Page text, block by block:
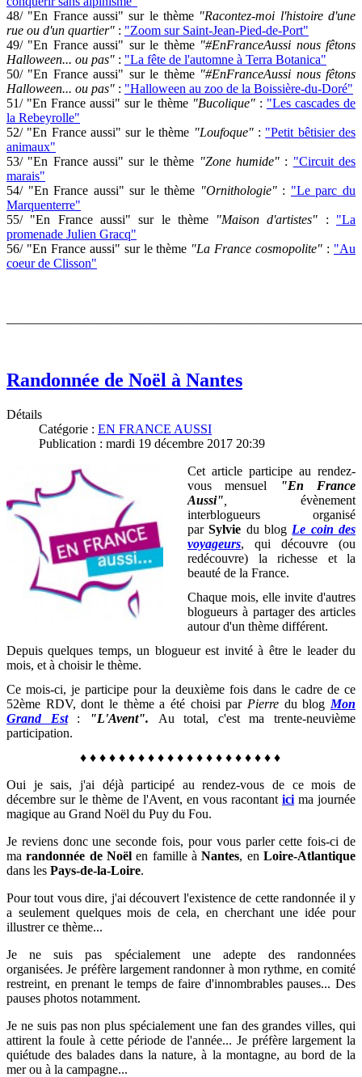
48/ "En France aussi" sur le thème "Racontez-moi l'histoire d'une
rue ou d'un quartier" : "Zoom sur Saint-Jean-Pied-de-Port"
49/ "En France aussi" sur le thème "#EnFranceAussi nous fêtons
Halloween... ou pas" : "La fête de l'automne à Terra Botanica"
50/ "En France aussi" sur le thème "#EnFranceAussi nous fêtons
Halloween... ou pas" : "Halloween au zoo de la Boissière-du-Doré"
51/ "En France aussi" sur le thème "Bucolique": "Les cascades de
la Rebeyrolle"
52/ "En France aussi" sur le thème "Loufoque": "Petit bêtisier des
animaux"
53/ "En France aussi" sur le thème "Zone humide": "Circuit des
marais"
54/ "En France aussi" sur le thème "Ornithologie": "Le parc du
Marquenterre"
55/ "En France aussi" sur le thème
"Maison d'artistes" : "La
promenade Julien Gracq"
56/ "En France aussi" sur le thème "La France cosmopolite" : "Au
coeur de Clisson"
Randonnée de Noël à Nantes
Détails
Catégorie : EN FRANCE AUSSI
Publication : mardi 19 décembre 2017 20:39
Cet article participe au rendez-
vous mensuel
"En France
Aussi"
évènement
interblogueurs organisé
parSylvie du blog Le coin des
voyageurs, qui découvre (ou
redécouvre) la richesse et la
beauté de la France.
Chaque mois, elle invite d'autres
blogueurs à partager des articles
autour d'un thème différent.
Depuis quelques temps, un blogueur est invité à être le leader du
mois, et à choisir le thème.
Ce mois-ci, je participe pour la deuxième fois dans le cadre de ce
52ème RDV, dont le thème a été choisi par Pierre du blog Mon
Grand Est
: "L'Avent". Au total, c'est ma trente-neuvième
participation.
♦ ♦ ♦ ♦ ♦ ♦ ♦ ♦ ♦ ♦ ♦ ♦ ♦ ♦ ♦ ♦ ♦ ♦ ♦ ♦ ♦
Oui je sais, j'ai déjà participé au rendez-vous de ce mois de
décembre sur le thème de l'Avent, en vous racontant ici ma journée
magique au Grand Noël du Puy du Fou.
Je reviens donc une seconde fois, pour vous parler cette fois-ci de
marandonnée de Noël en famille àNantes, enLoire-Atlantique
dans les Pays-de-la-Loire.
Pour tout vous dire, j'ai découvert l'existence de cette randonnée il y
a seulement quelques mois de cela, en cherchant une idée pour
illustrer ce thème...
Je ne suis pas spécialement une adepte des randonnées
organisées. Je préfère largement randonner à mon rythme, en comité
restreint, en prenant le temps de faire d'innombrables pauses... Des
pauses photos notamment.
Je ne suis pas non plus spécialement une fan des grandes villes, qui
attirent la foule à cette période de l'année... Je préfère largement la
quiétude des balades dans la nature, à la montagne, au bord de la
mer ou à la campagne...